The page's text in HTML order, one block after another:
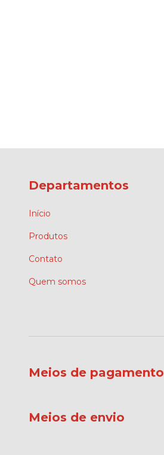
Departamentos
Início
Produtos
Contato
Quem somos
Meios de pagamento
Meios de envio